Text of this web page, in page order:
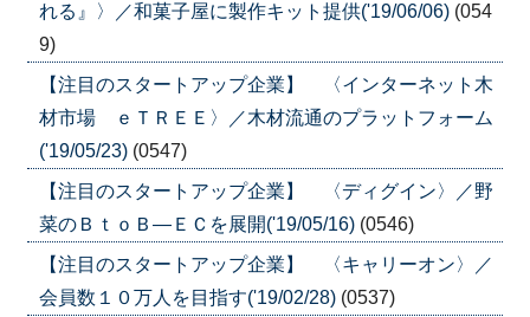
れる』〉／和菓子屋に製作キット提供('19/06/06) (054
9)
【注目のスタートアップ企業】 〈インターネット木
材市場 ｅＴＲＥＥ〉／木材流通のプラットフォーム
('19/05/23) (0547)
【注目のスタートアップ企業】 〈ディグイン〉／野
菜のＢｔｏＢ―ＥＣを展開('19/05/16) (0546)
【注目のスタートアップ企業】 〈キャリーオン〉／
会員数１０万人を目指す('19/02/28) (0537)